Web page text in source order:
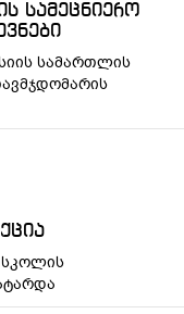
სამეცნიერო
სამართლის
სკოლის